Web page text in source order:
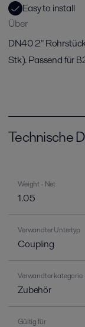
Easy to install
Über
DN40 2"
Stk). Passend für
Technische
Weight - Net
1.05
Verwandter Untertyp
Coupling
Verwandter kategorie
Zubehör
Gültig für